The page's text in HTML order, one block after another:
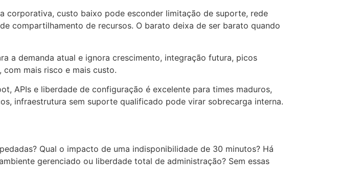
corporativa, custo baixo pode esconder limitação de suporte, rede
compartilhamento de recursos. O barato deixa de ser barato quando
a demanda atual e ignora crescimento, integração futura, picos
com mais risco e mais custo.
APIs e liberdade de configuração é excelente para times maduros,
infraestrutura sem suporte qualificado pode virar sobrecarga interna.
Qual o impacto de uma indisponibilidade de 30 minutos? Há
gerenciado ou liberdade total de administração? Sem essas